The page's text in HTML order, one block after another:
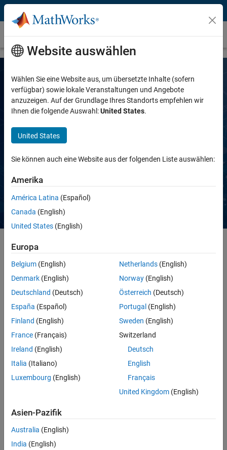
Weiter zum Inhalt
Modellbereitstellung
MATLAB für die Modellbereitstellung
Bereitstellen von trainierten
Vorhersagemodellen auf Zielsystemen
Preisangebot anfordern Vertrieb kontaktieren
Bereitstellen Ihrer MATLAB oder Simulink-Modelle auf zahlreichen
Einsatzzielen in einer Produktionsumgebung. Mit der MathWorks
Software können Sie Ihre Modelle in Fahrzeugen, Industrieanlagen,
Betriebssystemen, Unternehmensanwendungen oder
browserbasierten Anwendungen bereitstellen, ohne sie in einer
anderen Sprache neu zu kodieren.
Website auswählen
Wählen Sie eine Website aus, um übersetzte Inhalte (sofern
verfügbar) sowie lokale Veranstaltungen und Angebote
anzuzeigen. Auf der Grundlage Ihres Standorts empfehlen wir
Ihnen die folgende Auswahl:United States.
United States
Sie können auch eine Website aus der folgenden Liste auswählen:
Amerika
América Latina (Español)
Canada (English)
United States (English)
Europa
Belgium (English)
Denmark (English)
Deutschland (Deutsch)
España (Español)
Finland (English)
France (Français)
Ireland (English)
Italia (Italiano)
Luxembourg (English)
Netherlands(English)
Norway(English)
Österreich (Deutsch)
Portugal (English)
Sweden (English)
Switzerland
Deutsch
English
Français
United Kingdom(English)
Asien-Pazifik
Australia (English)
India (English)